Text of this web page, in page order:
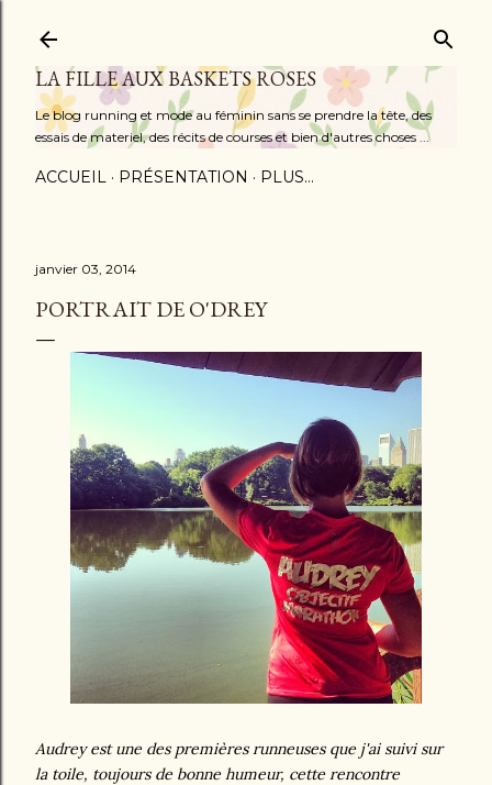
LA FILLE AUX BASKETS ROSES
Le blog running et mode au féminin sans se prendre la tête, des
essais de materiel, des récits de courses et bien d'autres choses ...
ACCUEIL PRÉSENTATION PLUS…
janvier 03, 2014
PORTRAIT DE O'DREY
Audrey est une des premières runneuses que j'ai suivi sur
la toile, toujours de bonne humeur, cette rencontre